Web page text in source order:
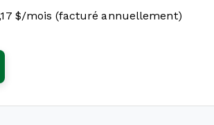
$/mois (facturé annuellement)